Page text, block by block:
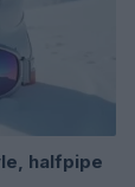
halfpipe